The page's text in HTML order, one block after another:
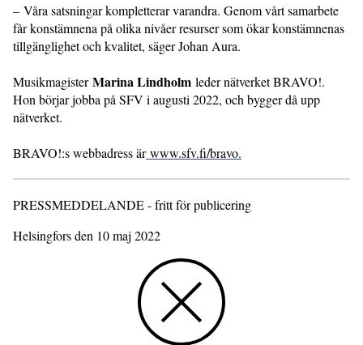
– Våra satsningar kompletterar varandra. Genom vårt samarbete
får konstämnena på olika nivåer resurser som ökar konstämnenas
tillgänglighet och kvalitet, säger Johan Aura.
MusikmagisterMarina Lindholm leder nätverket BRAVO!.
Hon börjar jobba på SFV i augusti 2022, och bygger då upp
nätverket.
BRAVO!:s webbadress ärwww.sfv.fi/bravo.
PRESSMEDDELANDE - fritt för publicering
Helsingfors den 10 maj 2022